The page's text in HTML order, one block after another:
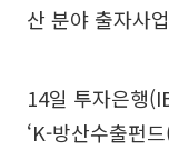
산 분야 출자사
14일 투자은행
‘K-방산수출펀